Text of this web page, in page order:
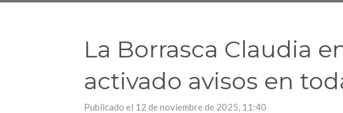
La Borrasca Claudia
activado avisos en
Publicado el 12 de noviembre de 2025, 11:40